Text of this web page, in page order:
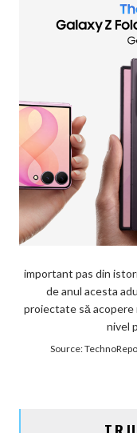
important pas din
de anul acesta
proiectate să
nivel
Source: